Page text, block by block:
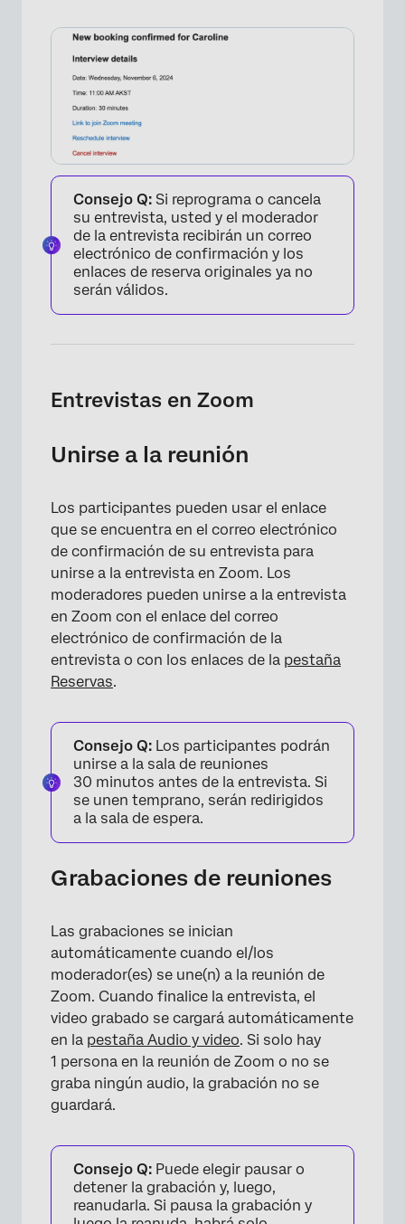
×
×
Consejo Q: Si reprograma o cancela
su entrevista, usted y el moderador
de la entrevista recibirán un correo
electrónico de confirmación y los
enlaces de reserva originales ya no
serán válidos.
Entrevistas en Zoom
Unirse a la reunión
Los participantes pueden usar el enlace
que se encuentra en el correo electrónico
de confirmación de su entrevista para
unirse a la entrevista en Zoom. Los
moderadores pueden unirse a la entrevista
en Zoom con el enlace del correo
electrónico de confirmación de la
entrevista o con los enlaces de la pestaña
Reservas.
Consejo Q: Los participantes podrán
unirse a la sala de reuniones
30 minutos antes de la entrevista. Si
se unen temprano, serán redirigidos
a la sala de espera.
Grabaciones de reuniones
Las grabaciones se inician
automáticamente cuando el/los
moderador(es) se une(n) a la reunión de
Zoom. Cuando finalice la entrevista, el
video grabado se cargará automáticamente
en la pestaña Audio y video. Si solo hay
1 persona en la reunión de Zoom o no se
graba ningún audio, la grabación no se
guardará.
Consejo Q: Puede elegir pausar o
detener la grabación y, luego,
reanudarla. Si pausa la grabación y